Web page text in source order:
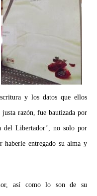
y los datos que ellos
razón, fue bautizada por
del Libertador’, no solo por
haberle entregado su alma y
así como lo son de su